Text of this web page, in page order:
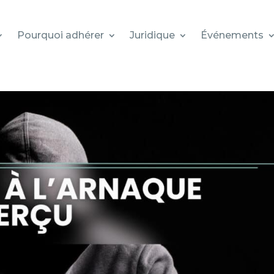
Pourquoi adhérer Juridique Événements